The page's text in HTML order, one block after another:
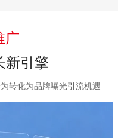
广
新引擎
转化为品牌曝光引流机遇